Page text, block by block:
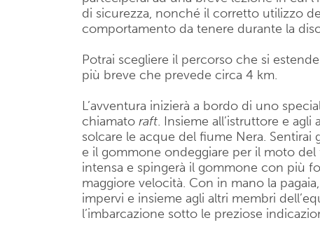
di sicurezza, nonché il corretto utilizzo
comportamento da tenere durante la
Potrai scegliere il percorso che si
più breve che prevede circa 4 km.
L’avventura inizierà a bordo di uno
chiamato raft. Insieme all’istruttore e agli
solcare le acque del fiume Nera. Sentirai
e il gommone ondeggiare per il moto
intensa e spingerà il gommone con più
maggiore velocità. Con in mano la
impervi e insieme agli altri membri
l’imbarcazione sotto le preziose